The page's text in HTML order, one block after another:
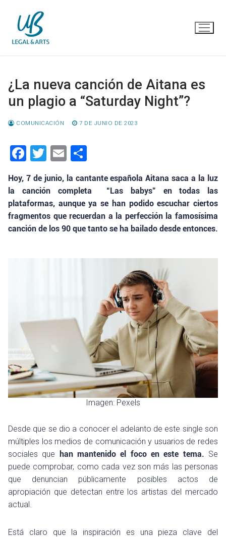
contenido
¿La nueva canción de Aitana es
un plagio a “Saturday Night”?
COMUNICACIÓN 7 DE JUNIO DE 2023
Facebook
Twitter
Email
Hoy, 7 de junio, la cantante española Aitana saca a la luz
la canción completa “Las babys” en todas las
plataformas, aunque ya se han podido escuchar ciertos
fragmentos que recuerdan a la perfección la famosísima
canción de los 90 que tanto se ha bailado desde entonces.
Imagen: Pexels
Desde que se dio a conocer el adelanto de este single son
múltiples los medios de comunicación y usuarios de redes
sociales que han mantenido el foco en este tema. Se
puede comprobar, como cada vez son más las personas
que denuncian públicamente posibles actos de
apropiación que detectan entre los artistas del mercado
actual.
Está claro que la inspiración es una pieza clave del